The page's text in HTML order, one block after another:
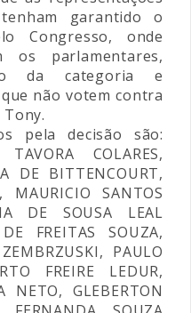
garantido o
Congresso, onde
os parlamentares,
da categoria e
não votem contra
pela decisão são:
COLARES,
DE BITTENCOURT,
MAURICIO SANTOS
DE SOUSA LEAL
FREITAS SOUZA,
PAULO
FREIRE LEDUR,
NETO, GLEBERTON